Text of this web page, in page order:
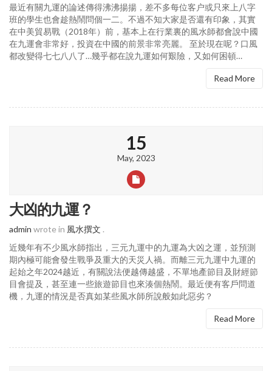
最近有關九運的論述傳得沸沸揚揚，差不多每位客户或只來上八字
班的學生也會趁熱鬧問個一二。不過不知大家是否還有印象，其實
在中美貿易戰（2018年）前，基本上在行業裏的風水師都會說中國
在九運會非常好，投資在中國的前景非常亮麗。 至於現在呢？口風
都改變得七七八八了…幾乎都在說九運如何艱險，又如何困頓…
Read More
15
May, 2023
大凶的九運？
admin wrote in 風水撰文 .
近幾年有不少風水師指出，三元九運中的九運為大凶之運，並預測
期內極可能會發生戰爭及重大的天災人禍。而離三元九運中九運的
起始之年2024越近，有關說法便越傳越盛，不單地產節目及財經節
目會提及，甚至連一些旅遊節目也來湊個熱鬧。最近便有客戶問道
機，九運的情況是否真如某些風水師所說般如此惡劣？
Read More